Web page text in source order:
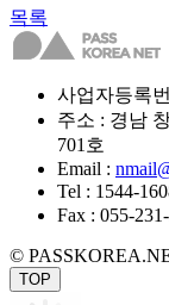
목록
사업자등록
주소 : 경남
701호
Email :
Tel : 1544-
Fax : 055-
©
TOP